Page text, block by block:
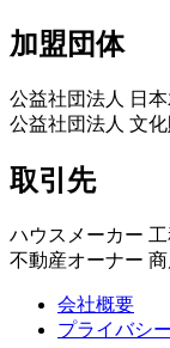
加盟団体
公益社団法人 日
公益社団法人 文
取引先
ハウスメーカー
不動産オーナー
会社概要
プライバシ